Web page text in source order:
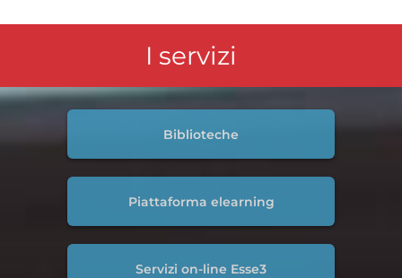
I servizi
Biblioteche
Piattaforma elearning
Servizi on-line Esse3